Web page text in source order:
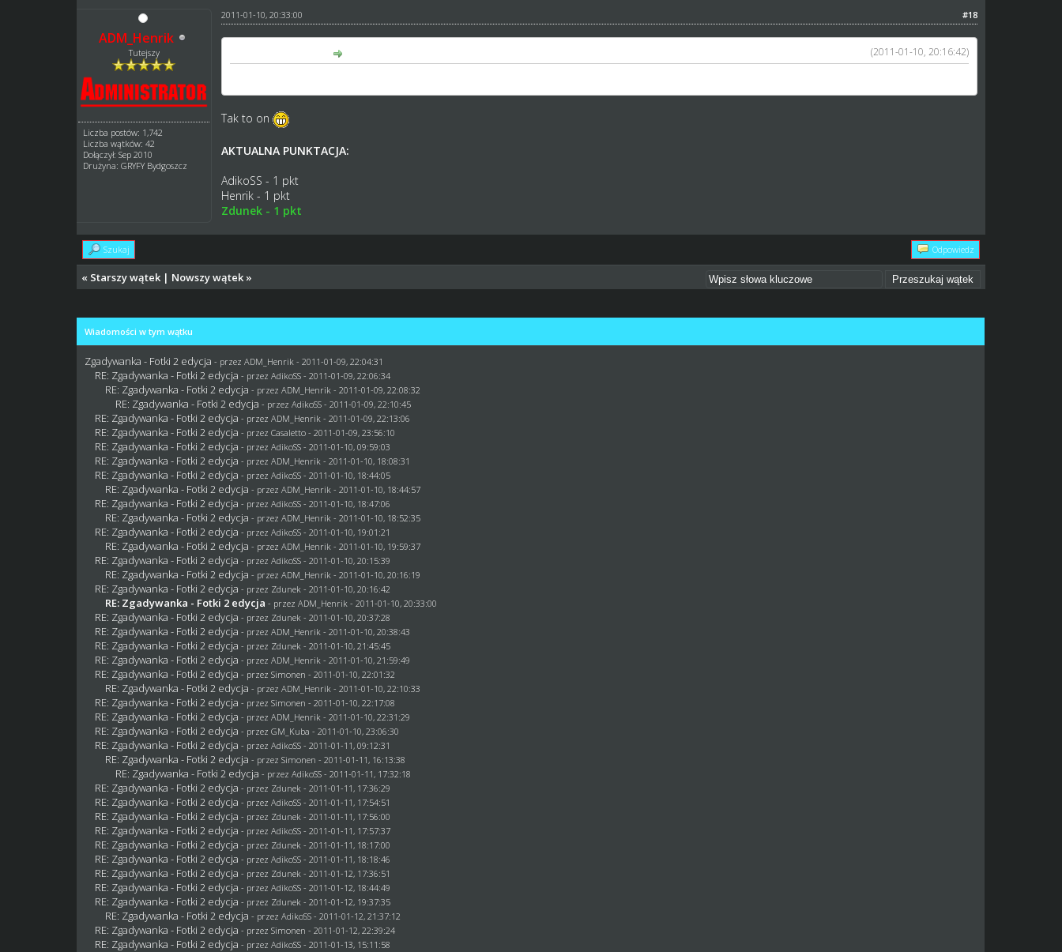
ADM_Henrik
Tutejszy
Liczba postów: 1,742
Liczba wątków: 42
Dołączył: Sep 2010
Drużyna: GRYFY Bydgoszcz
#18
2011-01-10, 20:33:00
(2011-01-10, 20:16:42)
Tak to on
AKTUALNA PUNKTACJA:
AdikoSS - 1 pkt
Henrik - 1 pkt
Zdunek - 1 pkt
Szukaj Odpowiedz
« Starszy wątek | Nowszy wątek »
Wiadomości w tym wątku
Zgadywanka - Fotki 2 edycja - przezADM_Henrik - 2011-01-09, 22:04:31
RE: Zgadywanka - Fotki 2 edycja - przez AdikoSS - 2011-01-09, 22:06:34
RE: Zgadywanka - Fotki 2 edycja - przezADM_Henrik - 2011-01-09, 22:08:32
RE: Zgadywanka - Fotki 2 edycja - przez AdikoSS - 2011-01-09, 22:10:45
RE: Zgadywanka - Fotki 2 edycja - przezADM_Henrik - 2011-01-09, 22:13:06
RE: Zgadywanka - Fotki 2 edycja - przezCasaletto - 2011-01-09, 23:56:10
RE: Zgadywanka - Fotki 2 edycja - przez AdikoSS - 2011-01-10, 09:59:03
RE: Zgadywanka - Fotki 2 edycja - przezADM_Henrik - 2011-01-10, 18:08:31
RE: Zgadywanka - Fotki 2 edycja - przez AdikoSS - 2011-01-10, 18:44:05
RE: Zgadywanka - Fotki 2 edycja - przezADM_Henrik - 2011-01-10, 18:44:57
RE: Zgadywanka - Fotki 2 edycja - przez AdikoSS - 2011-01-10, 18:47:06
RE: Zgadywanka - Fotki 2 edycja - przezADM_Henrik - 2011-01-10, 18:52:35
RE: Zgadywanka - Fotki 2 edycja - przez AdikoSS - 2011-01-10, 19:01:21
RE: Zgadywanka - Fotki 2 edycja - przezADM_Henrik - 2011-01-10, 19:59:37
RE: Zgadywanka - Fotki 2 edycja - przez AdikoSS - 2011-01-10, 20:15:39
RE: Zgadywanka - Fotki 2 edycja - przezADM_Henrik - 2011-01-10, 20:16:19
RE: Zgadywanka - Fotki 2 edycja - przez Zdunek - 2011-01-10, 20:16:42
RE: Zgadywanka - Fotki 2 edycja - przezADM_Henrik - 2011-01-10, 20:33:00
RE: Zgadywanka - Fotki 2 edycja - przez Zdunek - 2011-01-10, 20:37:28
RE: Zgadywanka - Fotki 2 edycja - przezADM_Henrik - 2011-01-10, 20:38:43
RE: Zgadywanka - Fotki 2 edycja - przez Zdunek - 2011-01-10, 21:45:45
RE: Zgadywanka - Fotki 2 edycja - przezADM_Henrik - 2011-01-10, 21:59:49
RE: Zgadywanka - Fotki 2 edycja - przezSimonen - 2011-01-10, 22:01:32
RE: Zgadywanka - Fotki 2 edycja - przezADM_Henrik - 2011-01-10, 22:10:33
RE: Zgadywanka - Fotki 2 edycja - przezSimonen - 2011-01-10, 22:17:08
RE: Zgadywanka - Fotki 2 edycja - przezADM_Henrik - 2011-01-10, 22:31:29
RE: Zgadywanka - Fotki 2 edycja - przezGM_Kuba - 2011-01-10, 23:06:30
RE: Zgadywanka - Fotki 2 edycja - przez AdikoSS - 2011-01-11, 09:12:31
RE: Zgadywanka - Fotki 2 edycja - przezSimonen - 2011-01-11, 16:13:38
RE: Zgadywanka - Fotki 2 edycja - przez AdikoSS - 2011-01-11, 17:32:18
RE: Zgadywanka - Fotki 2 edycja - przez Zdunek - 2011-01-11, 17:36:29
RE: Zgadywanka - Fotki 2 edycja - przez AdikoSS - 2011-01-11, 17:54:51
RE: Zgadywanka - Fotki 2 edycja - przez Zdunek - 2011-01-11, 17:56:00
RE: Zgadywanka - Fotki 2 edycja - przez AdikoSS - 2011-01-11, 17:57:37
RE: Zgadywanka - Fotki 2 edycja - przez Zdunek - 2011-01-11, 18:17:00
RE: Zgadywanka - Fotki 2 edycja - przez AdikoSS - 2011-01-11, 18:18:46
RE: Zgadywanka - Fotki 2 edycja - przez Zdunek - 2011-01-12, 17:36:51
RE: Zgadywanka - Fotki 2 edycja - przez AdikoSS - 2011-01-12, 18:44:49
RE: Zgadywanka - Fotki 2 edycja - przez Zdunek - 2011-01-12, 19:37:35
RE: Zgadywanka - Fotki 2 edycja - przez AdikoSS - 2011-01-12, 21:37:12
RE: Zgadywanka - Fotki 2 edycja - przezSimonen - 2011-01-12, 22:39:24
RE: Zgadywanka - Fotki 2 edycja - przez AdikoSS - 2011-01-13, 15:11:58